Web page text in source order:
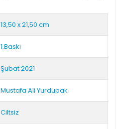
13,50 x 21,50 cm
1.Baskı
Şubat 2021
Mustafa Ali Yurdupak
Ciltsiz